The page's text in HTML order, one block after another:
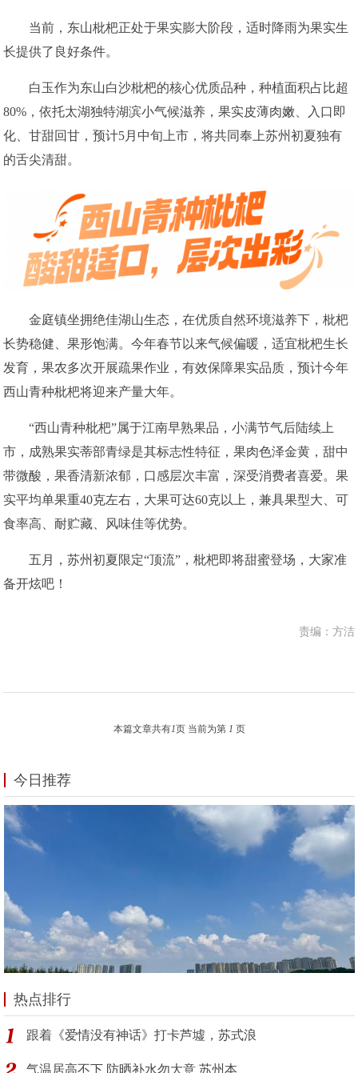
当前，东山枇杷正处于果实膨大阶段，适时降雨为果实生
长提供了良好条件。
白玉作为东山白沙枇杷的核心优质品种，种植面积占比超
80%，依托太湖独特湖滨小气候滋养，果实皮薄肉嫩、入口即
化、甘甜回甘，预计5月中旬上市，将共同奉上苏州初夏独有
的舌尖清甜。
金庭镇坐拥绝佳湖山生态，在优质自然环境滋养下，枇杷
长势稳健、果形饱满。今年春节以来气候偏暖，适宜枇杷生长
发育，果农多次开展疏果作业，有效保障果实品质，预计今年
西山青种枇杷将迎来产量大年。
“西山青种枇杷”属于江南早熟果品，小满节气后陆续上
市，成熟果实蒂部青绿是其标志性特征，果肉色泽金黄，甜中
带微酸，果香清新浓郁，口感层次丰富，深受消费者喜爱。果
实平均单果重40克左右，大果可达60克以上，兼具果型大、可
食率高、耐贮藏、风味佳等优势。
五月，苏州初夏限定“顶流”，枇杷即将甜蜜登场，大家准
备开炫吧！
责编：方洁
本篇文章共有1页 当前为第 1 页
今日推荐
热点排行
跟着《爱情没有神话》打卡芦墟，苏式浪
气温居高不下 防晒补水勿大意 苏州本